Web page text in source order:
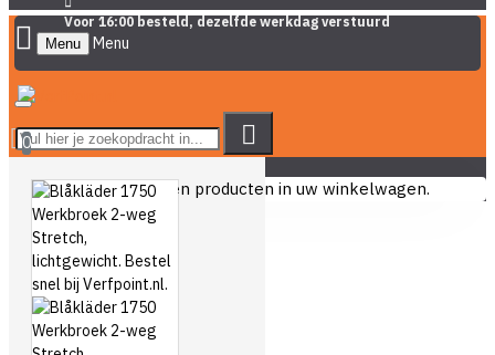
Voor 16:00 besteld, dezelfde werkdag verstuurd
Menu
0
U heeft nog geen producten in uw winkelwagen.